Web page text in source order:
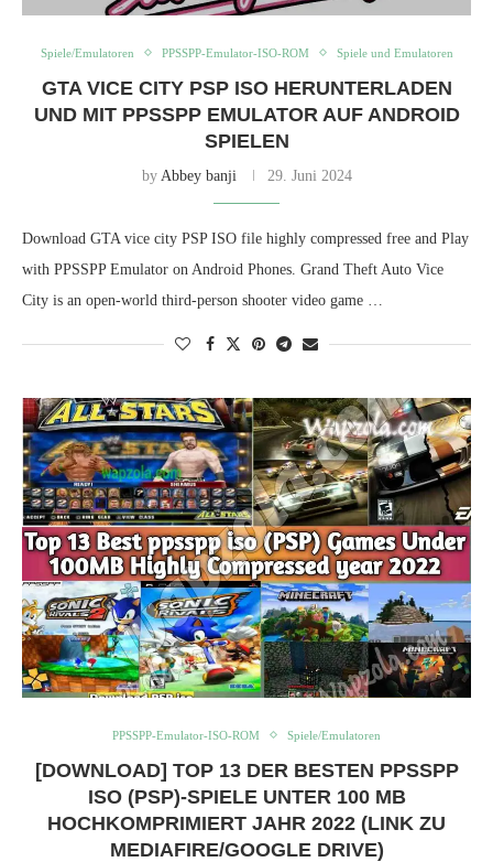
Spiele/Emulatoren PPSSPP-Emulator-ISO-ROM Spiele und Emulatoren
GTA VICE CITY PSP ISO HERUNTERLADEN
UND MIT PPSSPP EMULATOR AUF ANDROID
SPIELEN
by Abbey banji 29. Juni 2024
Download GTA vice city PSP ISO file highly compressed free and Play
with PPSSPP Emulator on Android Phones. Grand Theft Auto Vice
City is an open-world third-person shooter video game …
PPSSPP-Emulator-ISO-ROM Spiele/Emulatoren
[DOWNLOAD] TOP 13 DER BESTEN PPSSPP
ISO (PSP)-SPIELE UNTER 100 MB
HOCHKOMPRIMIERT JAHR 2022 (LINK ZU
MEDIAFIRE/GOOGLE DRIVE)